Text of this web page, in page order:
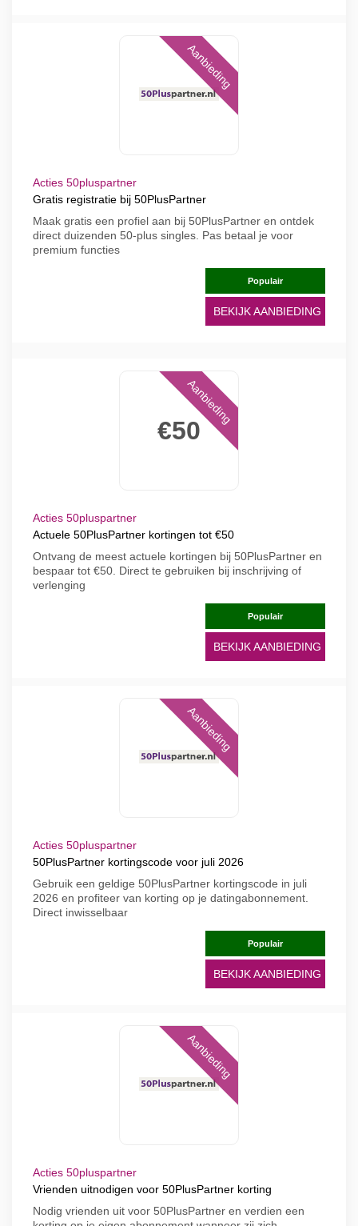
Aanbieding
Acties 50pluspartner
Gratis registratie bij 50PlusPartner
Maak gratis een profiel aan bij 50PlusPartner en ontdek
direct duizenden 50-plus singles. Pas betaal je voor
premium functies
Populair
BEKIJK AANBIEDING
€50
Aanbieding
Acties 50pluspartner
Actuele 50PlusPartner kortingen tot €50
Ontvang de meest actuele kortingen bij 50PlusPartner en
bespaar tot €50. Direct te gebruiken bij inschrijving of
verlenging
Populair
BEKIJK AANBIEDING
Aanbieding
Acties 50pluspartner
50PlusPartner kortingscode voor juli 2026
Gebruik een geldige 50PlusPartner kortingscode in juli
2026 en profiteer van korting op je datingabonnement.
Direct inwisselbaar
Populair
BEKIJK AANBIEDING
Aanbieding
Acties 50pluspartner
Vrienden uitnodigen voor 50PlusPartner korting
Nodig vrienden uit voor 50PlusPartner en verdien een